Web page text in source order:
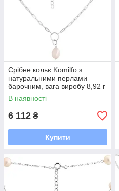
Срібне кольє Komilfo з
натуральними перлами
барочним, вага виробу 8,92 г
(2115687) 460510 розмір
В наявності
6 112 ₴
Купити